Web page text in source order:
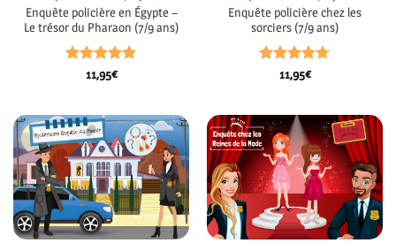
Enquête policière en Égypte –
Le trésor du Pharaon (7/9 ans)
Note4.8
11,95€
Enquête policière chez les
sorciers (7/9 ans)
Note4.67
11,95€